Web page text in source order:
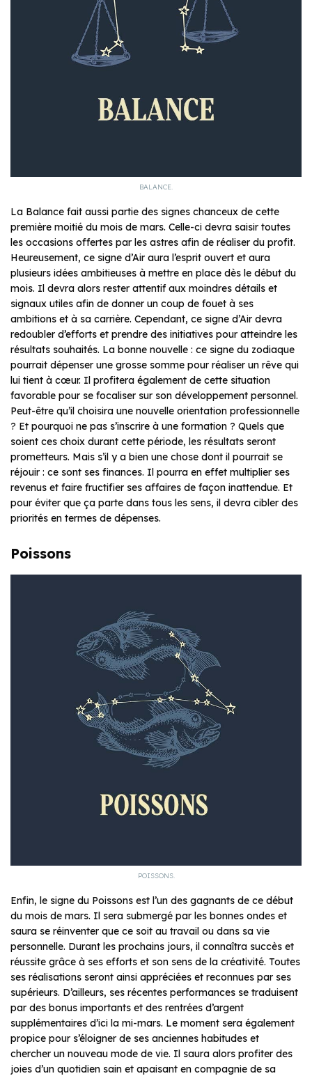
BALANCE.
La Balance fait aussi partie des signes chanceux de cette
première moitié du mois de mars. Celle-ci devra saisir toutes
les occasions offertes par les astres afin de réaliser du profit.
Heureusement, ce signe d’Air aura l’esprit ouvert et aura
plusieurs idées ambitieuses à mettre en place dès le début du
mois. Il devra alors rester attentif aux moindres détails et
signaux utiles afin de donner un coup de fouet à ses
ambitions et à sa carrière. Cependant, ce signe d’Air devra
redoubler d’efforts et prendre des initiatives pour atteindre les
résultats souhaités. La bonne nouvelle : ce signe du zodiaque
pourrait dépenser une grosse somme pour réaliser un rêve qui
lui tient à cœur. Il profitera également de cette situation
favorable pour se focaliser sur son développement personnel.
Peut-être qu’il choisira une nouvelle orientation professionnelle
? Et pourquoi ne pas s’inscrire à une formation ? Quels que
soient ces choix durant cette période, les résultats seront
prometteurs. Mais s’il y a bien une chose dont il pourrait se
réjouir : ce sont ses finances. Il pourra en effet multiplier ses
revenus et faire fructifier ses affaires de façon inattendue. Et
pour éviter que ça parte dans tous les sens, il devra cibler des
priorités en termes de dépenses.
Poissons
POISSONS.
Enfin, le signe du Poissons est l’un des gagnants de ce début
du mois de mars. Il sera submergé par les bonnes ondes et
saura se réinventer que ce soit au travail ou dans sa vie
personnelle. Durant les prochains jours, il connaîtra succès et
réussite grâce à ses efforts et son sens de la créativité. Toutes
ses réalisations seront ainsi appréciées et reconnues par ses
supérieurs. D’ailleurs, ses récentes performances se traduisent
par des bonus importants et des rentrées d’argent
supplémentaires d’ici la mi-mars. Le moment sera également
propice pour s’éloigner de ses anciennes habitudes et
chercher un nouveau mode de vie. Il saura alors profiter des
joies d’un quotidien sain et apaisant en compagnie de sa